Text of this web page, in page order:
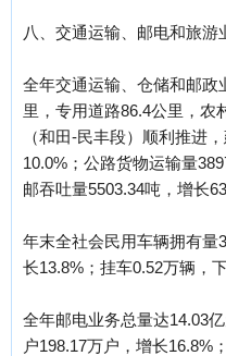
八、交通运输、邮电和旅游
全年交通运输、仓储和邮政
里，专用道路86.4公里，农
（和田-民丰段）顺利推进
10.0%；公路货物运输量
邮吞吐量5503.34吨，增长
年末全社会民用车辆拥有量
长13.8%；挂车0.52万辆，
全年邮电业务总量达14.03
户198.17万户，增长16.8%